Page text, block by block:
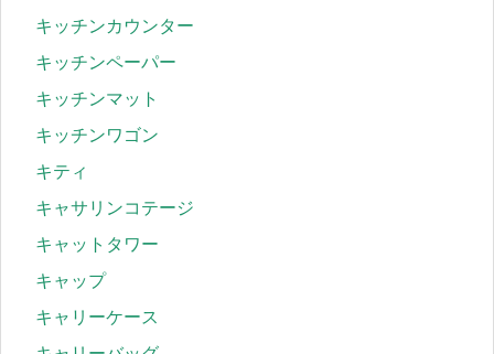
キッチンカウンター
キッチンペーパー
キッチンマット
キッチンワゴン
キティ
キャサリンコテージ
キャットタワー
キャップ
キャリーケース